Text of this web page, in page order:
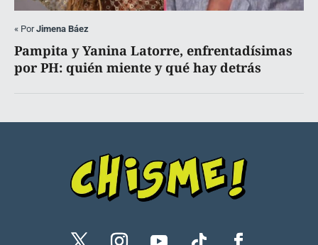
« PorJimena Báez
Pampita y Yanina Latorre, enfrentadísimas
por PH: quién miente y qué hay detrás